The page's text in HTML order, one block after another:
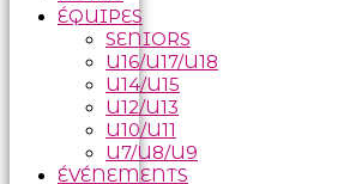
ÉQUIPES
SENIORS
U16/U17/U18
U14/U15
U12/U13
U10/U11
U7/U8/U9
ÉVÉNEMENTS